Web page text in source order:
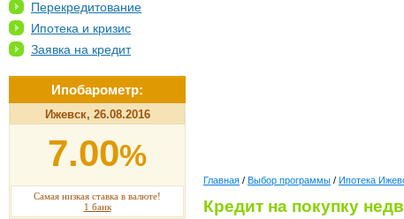
Перекредитование
Ипотека и кризис
Заявка на кредит
Ипобарометр:
Ижевск, 26.08.2016
7.00%
Самая низкая ставка в валюте!
1 банк
Главная / Выбор программы / Ипотека
Кредит на покупку